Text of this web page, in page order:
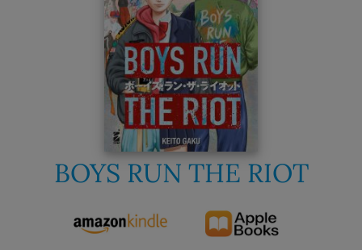
BOYS RUN THE RIOT